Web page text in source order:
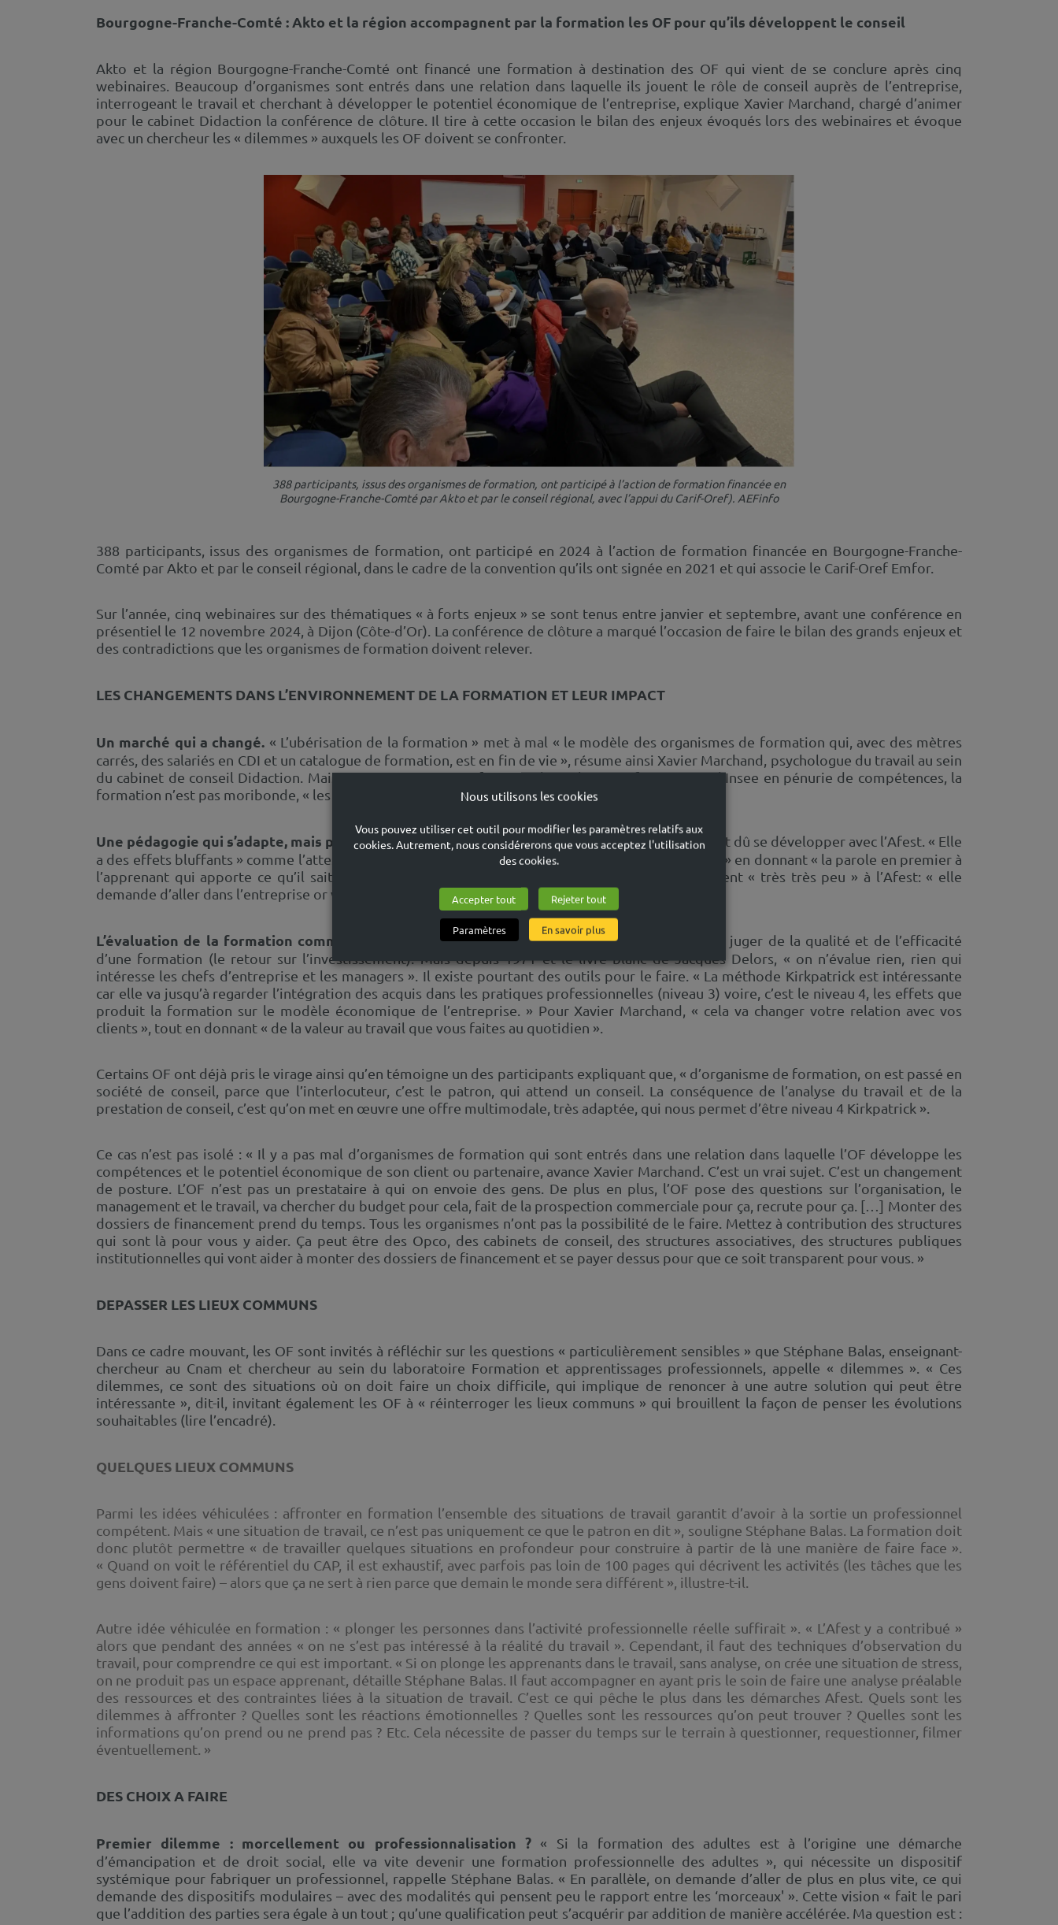
Bourgogne-Franche-Comté : Akto et la région accompagnent par la formation les OF pour qu’ils développent le conseil
Akto et la région Bourgogne-Franche-Comté ont financé une formation à destination des OF qui vient de se conclure après cinq
webinaires. Beaucoup d’organismes sont entrés dans une relation dans laquelle ils jouent le rôle de conseil auprès de l’entreprise,
interrogeant le travail et cherchant à développer le potentiel économique de l’entreprise, explique Xavier Marchand, chargé d’animer
pour le cabinet Didaction la conférence de clôture. Il tire à cette occasion le bilan des enjeux évoqués lors des webinaires et évoque
avec un chercheur les « dilemmes » auxquels les OF doivent se confronter.
388 participants, issus des organismes de formation, ont participé à l’action de formation financée en
Bourgogne-Franche-Comté par Akto et par le conseil régional, avec l’appui du Carif-Oref). AEFinfo
388 participants, issus des organismes de formation, ont participé en 2024 à l’action de formation financée en Bourgogne-Franche-
Comté par Akto et par le conseil régional, dans le cadre de la convention qu’ils ont signée en 2021 et qui associe le Carif-Oref Emfor.
Sur l’année, cinq webinaires sur des thématiques « à forts enjeux » se sont tenus entre janvier et septembre, avant une conférence en
présentiel le 12 novembre 2024, à Dijon (Côte-d’Or). La conférence de clôture a marqué l’occasion de faire le bilan des grands enjeux et
des contradictions que les organismes de formation doivent relever.
LES CHANGEMENTS DANS L’ENVIRONNEMENT DE LA FORMATION ET LEUR IMPACT
Un marché qui a changé. « L’ubérisation de la formation » met à mal « le modèle des organismes de formation qui, avec des mètres
carrés, des salariés en CDI et un catalogue de formation, est en fin de vie », résume ainsi Xavier Marchand, psychologue du travail au sein
du cabinet de conseil Didaction. Mais, avec 11 secteurs professionnels sur les 17 référencés par l’Insee en pénurie de compétences, la
formation n’est pas moribonde, « les entreprises ont besoin de vos compétences », rassure-t-il.
Une pédagogie qui s’adapte, mais pas assez. La pédagogie basée sur des mises en situation aurait dû se développer avec l’Afest. « Elle
a des effets bluffants » comme l’atteste l’expérience des MFR « qui y recourent depuis longtemps » en donnant « la parole en premier à
l’apprenant qui apporte ce qu’il sait », explique Xavier Marchand. Les OF, dans les faits, recourent « très très peu » à l’Afest: « elle
demande d’aller dans l’entreprise or votre modèle économique ne le permet pas », constate-t-il.
L’évaluation de la formation comme moteur de changement.
L’évaluation doit permettre de juger de la qualité et de l’efficacité
d’une formation (le retour sur l’investissement). Mais depuis 1971 et le livre blanc de Jacques Delors, « on n’évalue rien, rien qui
intéresse les chefs d’entreprise et les managers ». Il existe pourtant des outils pour le faire. « La méthode Kirkpatrick est intéressante
car elle va jusqu’à regarder l’intégration des acquis dans les pratiques professionnelles (niveau 3) voire, c’est le niveau 4, les effets que
produit la formation sur le modèle économique de l’entreprise. » Pour Xavier Marchand, « cela va changer votre relation avec vos
clients », tout en donnant « de la valeur au travail que vous faites au quotidien ».
Certains OF ont déjà pris le virage ainsi qu’en témoigne un des participants expliquant que, « d’organisme de formation, on est passé en
société de conseil, parce que l’interlocuteur, c’est le patron, qui attend un conseil. La conséquence de l’analyse du travail et de la
prestation de conseil, c’est qu’on met en œuvre une offre multimodale, très adaptée, qui nous permet d’être niveau 4 Kirkpatrick ».
Ce cas n’est pas isolé : « Il y a pas mal d’organismes de formation qui sont entrés dans une relation dans laquelle l’OF développe les
compétences et le potentiel économique de son client ou partenaire, avance Xavier Marchand. C’est un vrai sujet. C’est un changement
de posture. L’OF n’est pas un prestataire à qui on envoie des gens. De plus en plus, l’OF pose des questions sur l’organisation, le
management et le travail, va chercher du budget pour cela, fait de la prospection commerciale pour ça, recrute pour ça. […] Monter des
dossiers de financement prend du temps. Tous les organismes n’ont pas la possibilité de le faire. Mettez à contribution des structures
qui sont là pour vous y aider. Ça peut être des Opco, des cabinets de conseil, des structures associatives, des structures publiques
institutionnelles qui vont aider à monter des dossiers de financement et se payer dessus pour que ce soit transparent pour vous. »
DEPASSER LES LIEUX COMMUNS
Dans ce cadre mouvant, les OF sont invités à réfléchir sur les questions « particulièrement sensibles » que Stéphane Balas, enseignant-
chercheur au Cnam et chercheur au sein du laboratoire Formation et apprentissages professionnels, appelle « dilemmes ». « Ces
dilemmes, ce sont des situations où on doit faire un choix difficile, qui implique de renoncer à une autre solution qui peut être
intéressante », dit-il, invitant également les OF à « réinterroger les lieux communs » qui brouillent la façon de penser les évolutions
souhaitables (lire l’encadré).
QUELQUES LIEUX COMMUNS
Parmi les idées véhiculées : affronter en formation l’ensemble des situations de travail garantit d’avoir à la sortie un professionnel
compétent. Mais « une situation de travail, ce n’est pas uniquement ce que le patron en dit », souligne Stéphane Balas. La formation doit
donc plutôt permettre « de travailler quelques situations en profondeur pour construire à partir de là une manière de faire face ».
« Quand on voit le référentiel du CAP, il est exhaustif, avec parfois pas loin de 100 pages qui décrivent les activités (les tâches que les
gens doivent faire) – alors que ça ne sert à rien parce que demain le monde sera différent », illustre-t-il.
Autre idée véhiculée en formation : « plonger les personnes dans l’activité professionnelle réelle suffirait ». « L’Afest y a contribué »
alors que pendant des années « on ne s’est pas intéressé à la réalité du travail ». Cependant, il faut des techniques d’observation du
travail, pour comprendre ce qui est important. « Si on plonge les apprenants dans le travail, sans analyse, on crée une situation de stress,
on ne produit pas un espace apprenant, détaille Stéphane Balas. Il faut accompagner en ayant pris le soin de faire une analyse préalable
des ressources et des contraintes liées à la situation de travail. C’est ce qui pêche le plus dans les démarches Afest. Quels sont les
dilemmes à affronter ? Quelles sont les réactions émotionnelles ? Quelles sont les ressources qu’on peut trouver ? Quelles sont les
informations qu’on prend ou ne prend pas ? Etc. Cela nécessite de passer du temps sur le terrain à questionner, requestionner, filmer
éventuellement. »
DES CHOIX A FAIRE
Premier dilemme : morcellement ou professionnalisation ? « Si la formation des adultes est à l’origine une démarche
d’émancipation et de droit social, elle va vite devenir une formation professionnelle des adultes », qui nécessite un dispositif
systémique pour fabriquer un professionnel, rappelle Stéphane Balas. « En parallèle, on demande d’aller de plus en plus vite, ce qui
demande des dispositifs modulaires – avec des modalités qui pensent peu le rapport entre les ‘morceaux' ». Cette vision « fait le pari
que l’addition des parties sera égale à un tout ; qu’une qualification peut s’acquérir par addition de manière accélérée. Ma question est :
Nous utilisons les cookies
Vous pouvez utiliser cet outil pour modifier les paramètres relatifs aux
cookies. Autrement, nous considérerons que vous acceptez l'utilisation
des cookies.
Accepter tout Rejeter tout
Paramètres En savoir plus